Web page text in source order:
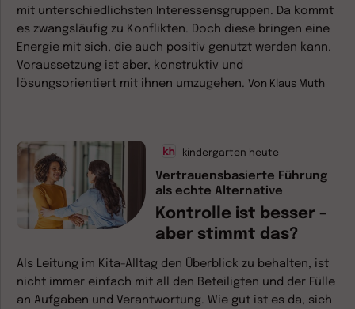
mit unterschiedlichsten Interessensgruppen. Da kommt
es zwangsläufig zu Konflikten. Doch diese bringen eine
Energie mit sich, die auch positiv genutzt werden kann.
Voraussetzung ist aber, konstruktiv und
lösungsorientiert mit ihnen umzugehen. Von Klaus Muth
kindergarten heute
Vertrauensbasierte Führung
als echte Alternative
Kontrolle ist besser –
aber stimmt das?
Als Leitung im Kita-Alltag den Überblick zu behalten, ist
nicht immer einfach mit all den Beteiligten und der Fülle
an Aufgaben und Verantwortung. Wie gut ist es da, sich